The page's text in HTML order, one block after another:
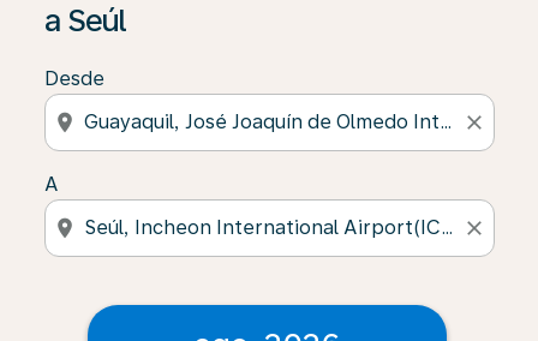
a Seúl
Desde
location_on close
A
location_on close